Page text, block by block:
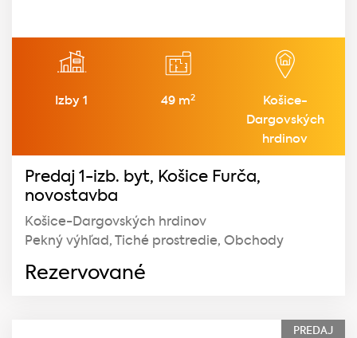
Izby 1 49 m2
Košice-
Dargovských
hrdinov
Predaj 1-izb. byt, Košice Furča,
novostavba
Košice-Dargovských hrdinov
Pekný výhľad, Tiché prostredie, Obchody
Rezervované
PREDAJ